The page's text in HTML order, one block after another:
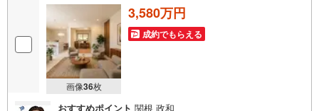
画像36枚
3,580万円
成約でもらえる
おすすめポイント 関根 政和